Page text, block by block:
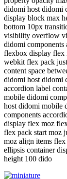
didomi host didomi
display block max
bottom 10px
visibility overflow
didomi
flexbox display
webkit flex pack
content space
didomi host didomi
accordion label
mobile didomi
host didomi mobile
components
display flex moz
flex pack start moz
moz align items
ellipsis container
height 100 dido